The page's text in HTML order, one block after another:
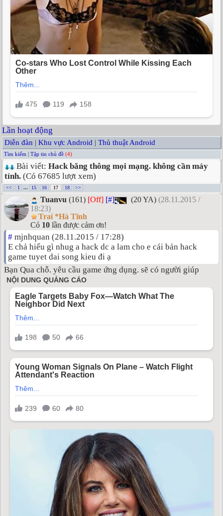
Lần hoạt động
Diễn đàn | Khu vực Android | Thủ thuật Android
Tìm kiếm Tập tin chủ đề (4)
Bài viết: Hack băng thông mọi mạng. không cần máy
tính. (Có 67685 lượt xem)
<< 1 ... 15 16 17 18 >>
Tuanvu (161) [Off] [#] (20 YA) (28.11.2015 /
18:23)
Trai *Hà Tĩnh
Có 10 lần được cảm ơn!
# mjnhquan (28.11.2015 / 17:28)
E chả hiểu gì nhug a hack dc a lam cho e cái bản hack
game tuyet dai song kieu đi ạ
Bạn Qua chỗ. yêu cầu game ứng dụng. sẽ có người giúp